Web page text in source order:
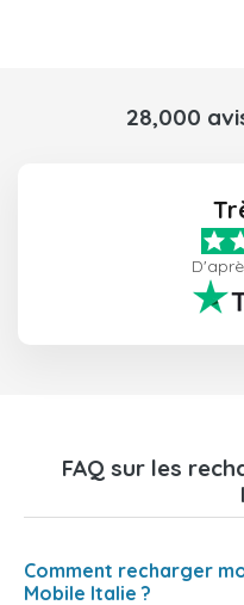
28,000
FAQ sur les
Comment recharger
Mobile Italie ?